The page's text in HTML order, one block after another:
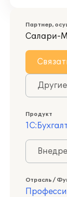
Партнер,
Салари-
Продукт
Отрасль /